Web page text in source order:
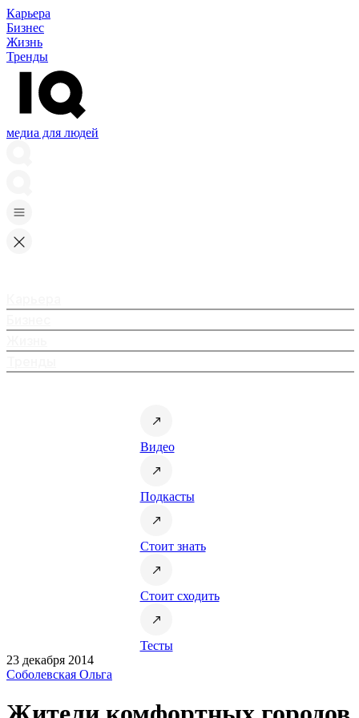
Карьера
Бизнес
Жизнь
Тренды
медиа для людей
Видео
Подкасты
Стоит знать
Стоит сходить
Тесты
23 декабря 2014
Соболевская Ольга